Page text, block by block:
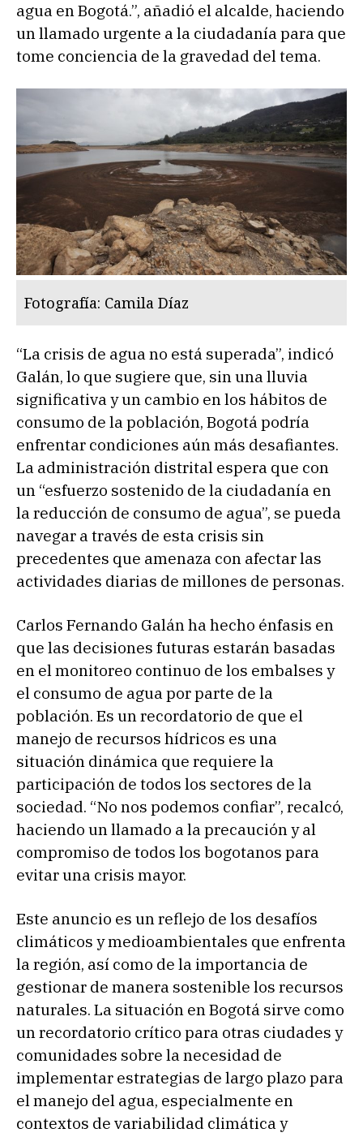
agua en Bogotá.”, añadió el alcalde, haciendo
un llamado urgente a la ciudadanía para que
tome conciencia de la gravedad del tema.
Fotografía: Camila Díaz
“La crisis de agua no está superada”, indicó
Galán, lo que sugiere que, sin una lluvia
significativa y un cambio en los hábitos de
consumo de la población, Bogotá podría
enfrentar condiciones aún más desafiantes.
La administración distrital espera que con
un “esfuerzo sostenido de la ciudadanía en
la reducción de consumo de agua”, se pueda
navegar a través de esta crisis sin
precedentes que amenaza con afectar las
actividades diarias de millones de personas.
Carlos Fernando Galán ha hecho énfasis en
que las decisiones futuras estarán basadas
en el monitoreo continuo de los embalses y
el consumo de agua por parte de la
población. Es un recordatorio de que el
manejo de recursos hídricos es una
situación dinámica que requiere la
participación de todos los sectores de la
sociedad. “No nos podemos confiar”, recalcó,
haciendo un llamado a la precaución y al
compromiso de todos los bogotanos para
evitar una crisis mayor.
Este anuncio es un reflejo de los desafíos
climáticos y medioambientales que enfrenta
la región, así como de la importancia de
gestionar de manera sostenible los recursos
naturales. La situación en Bogotá sirve como
un recordatorio crítico para otras ciudades y
comunidades sobre la necesidad de
implementar estrategias de largo plazo para
el manejo del agua, especialmente en
contextos de variabilidad climática y